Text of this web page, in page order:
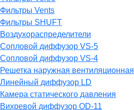
Фильтры Vents
Фильтры SHUFT
Воздухораспределители
Сопловой диффузор VS-5
Сопловой диффузор VS-4
Решетка наружная вентиляционная
Линейный диффузор LD
Камера статического давления
Вихревой диффузор OD-11